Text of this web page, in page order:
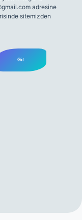
adresine
sitemizden